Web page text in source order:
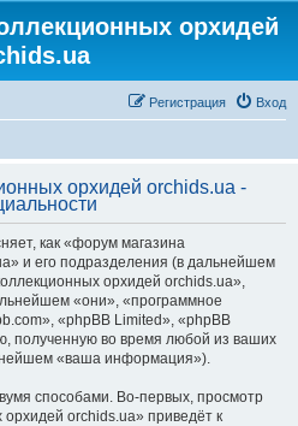
орхидей
Вход
Регистрация
орхидей orchids.ua -
как «форум магазина
и его подразделения (в дальнейшем
орхидей orchids.ua»,
«они», «программное
«phpBB Limited», «phpBB
полученную во время любой из ваших
«ваша информация»).
способами. Во-первых, просмотр
orchids.ua» приведёт к